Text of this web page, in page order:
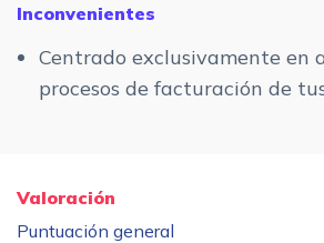
Inconvenientes
Centrado exclusivamente en
procesos de facturación de
Valoración
Puntuación general